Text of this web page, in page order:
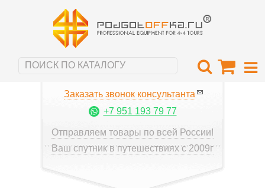
Заказать звонок консультанта
+7 951 193 79 77
Отправляем товары по всей России!
Ваш спутник в путешествиях с 2009г